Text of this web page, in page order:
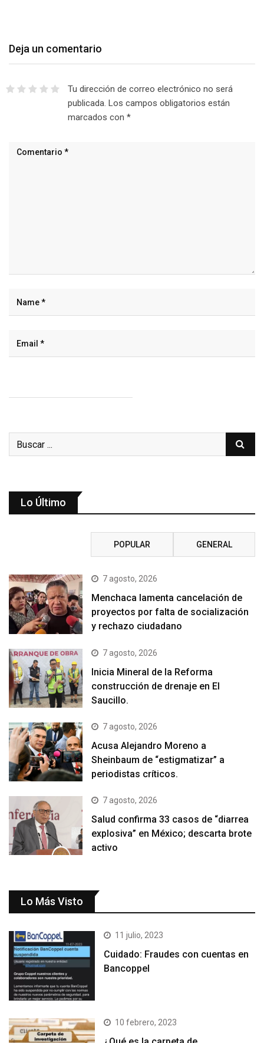
Deja un comentario
Tu dirección de correo electrónico no será
publicada. Los campos obligatorios están
marcados con *
Lo Último
POPULAR GENERAL
7 agosto, 2026
Menchaca lamenta cancelación de
proyectos por falta de socialización
y rechazo ciudadano
7 agosto, 2026
Inicia Mineral de la Reforma
construcción de drenaje en El
Saucillo.
7 agosto, 2026
Acusa Alejandro Moreno a
Sheinbaum de “estigmatizar” a
periodistas críticos.
7 agosto, 2026
Salud confirma 33 casos de “diarrea
explosiva” en México; descarta brote
activo
Lo Más Visto
11 julio, 2023
Cuidado: Fraudes con cuentas en
Bancoppel
10 febrero, 2023